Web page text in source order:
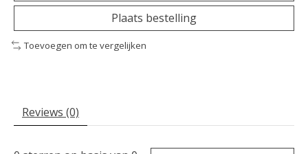
Plaats bestelling
Toevoegen om te vergelijken
Reviews (0)